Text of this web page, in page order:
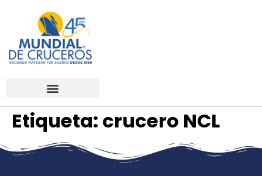
Etiqueta: crucero NCL